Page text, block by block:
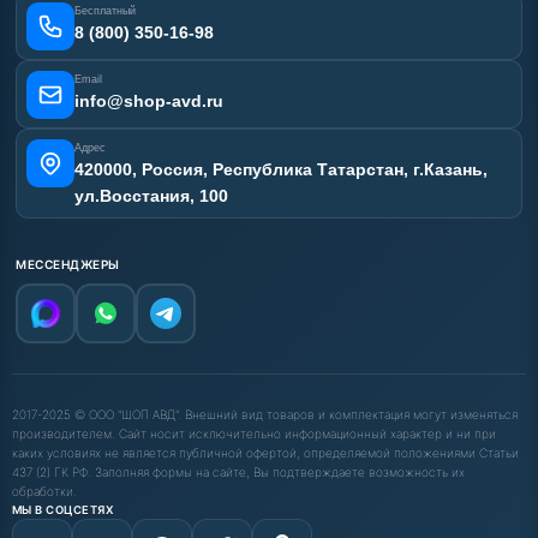
Карта сайта
Бесплатный
8 (800) 350-16-98
Email
info@shop-avd.ru
Адрес
420000, Россия, Республика Татарстан, г.Казань,
ул.Восстания, 100
МЕССЕНДЖЕРЫ
2017-2025 © ООО "ШОП АВД". Внешний вид товаров и комплектация могут изменяться
производителем. Сайт носит исключительно информационный характер и ни при
каких условиях не является публичной офертой, определяемой положениями Статьи
437 (2) ГК РФ. Заполняя формы на сайте, Вы подтверждаете возможность их
обработки.
МЫ В СОЦСЕТЯХ